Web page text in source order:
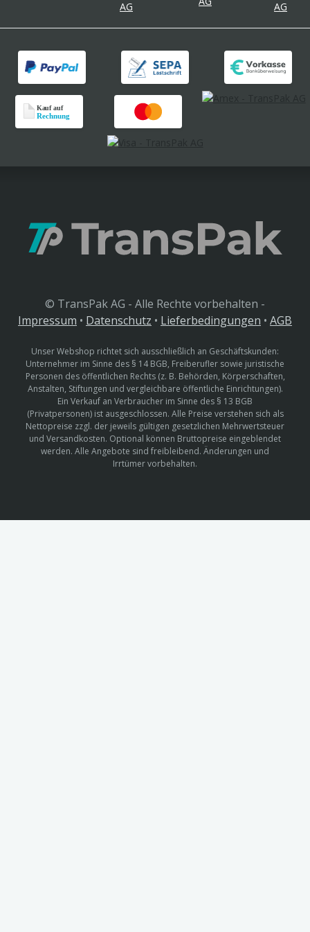
© TransPak AG - Alle Rechte vorbehalten -
Impressum • Datenschutz • Lieferbedingungen • AGB
Unser Webshop richtet sich ausschließlich an Geschäftskunden:
Unternehmer im Sinne des § 14 BGB, Freiberufler sowie juristische
Personen des öffentlichen Rechts (z. B. Behörden, Körperschaften,
Anstalten, Stiftungen und vergleichbare öffentliche Einrichtungen).
Ein Verkauf an Verbraucher im Sinne des § 13 BGB
(Privatpersonen) ist ausgeschlossen. Alle Preise verstehen sich als
Nettopreise zzgl. der jeweils gültigen gesetzlichen Mehrwertsteuer
und Versandkosten. Optional können Bruttopreise eingeblendet
werden. Alle Angebote sind freibleibend. Änderungen und
Irrtümer vorbehalten.